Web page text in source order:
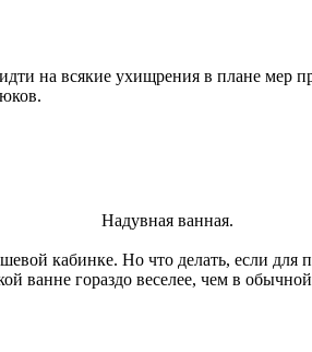
на всякие ухищрения в плане мер
Надувная ванная.
кабинке. Но что делать, если для
ванне гораздо веселее, чем в